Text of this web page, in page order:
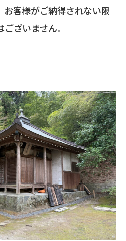
お客様がご納得されない限
ざいません。